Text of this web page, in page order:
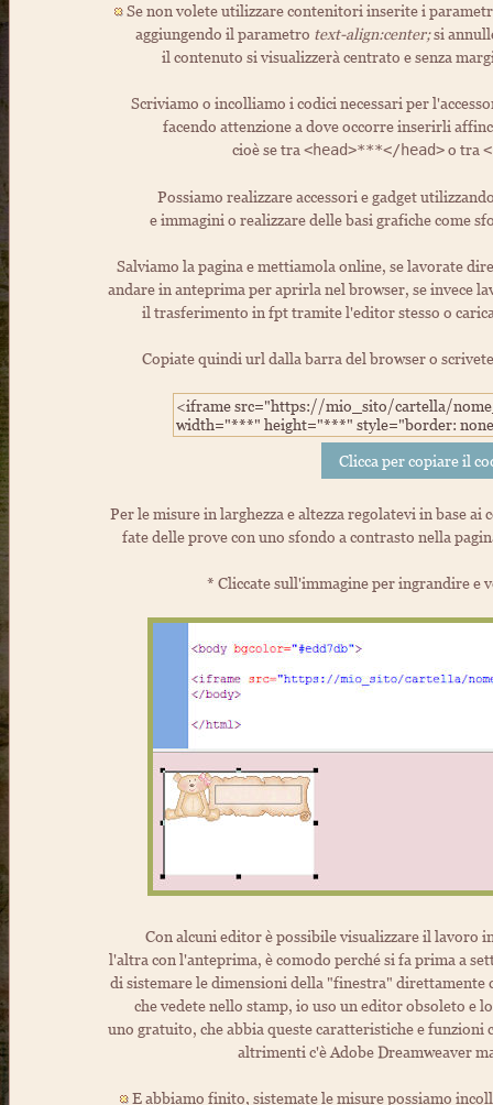
Se non volete utilizzare contenitori inserite i
aggiungendo il parametro text-align:center;si
il contenuto si visualizzerà centrato e senza
Scriviamo o incolliamo i codici necessari per
facendo attenzione a dove occorre inserirli
cioè se tra <head>***</head>o tra
Possiamo realizzare accessori e gadget
e immagini o realizzare delle basi grafiche come
Salviamo la pagina e mettiamola online, se lavorate
andare in anteprima per aprirla nel browser, se invece
il trasferimento in fpt tramite l'editor stesso o
Copiate quindi url dalla barra del browser o
Per le misure in larghezza e altezza regolatevi in base
fate delle prove con uno sfondo a contrasto nella
* Cliccate sull'immagine per ingrandire e
Con alcuni editor è possibile visualizzare il lavoro
l'altra con l'anteprima, è comodo perché si fa prima a
di sistemare le dimensioni della "finestra" direttamente
che vedete nello stamp, io uso un editor obsoleto e
uno gratuito, che abbia queste caratteristiche e
altrimenti c'è Adobe Dreamweaver
E abbiamo finito, sistemate le misure possiamo